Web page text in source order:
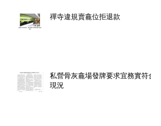
禪寺違規賣龕位拒退款
私營骨灰龕場發牌要求宜務實符合
現況